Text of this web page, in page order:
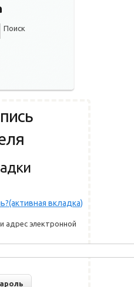
Поиск
(активная вкладка)
адрес электронной